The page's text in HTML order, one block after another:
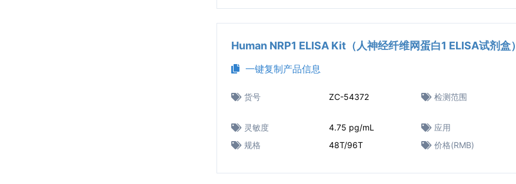
Human NRP1 ELISA Kit（人神经纤维网蛋白1 ELISA试剂盒）
一键复制产品信息
货号 ZC-54372 检测范围
灵敏度
4.75 pg/mL 应用
规格
48T/96T 价格(RMB)